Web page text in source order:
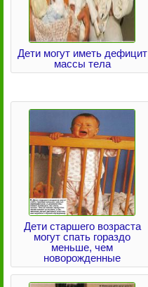
Дети могут иметь дефицит
массы тела
Дети старшего возраста
могут спать гораздо
меньше, чем
новорожденные